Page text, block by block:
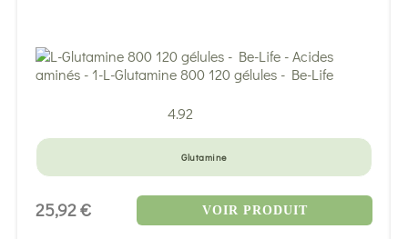
4.92
Glutamine
25,92 € VOIR PRODUIT